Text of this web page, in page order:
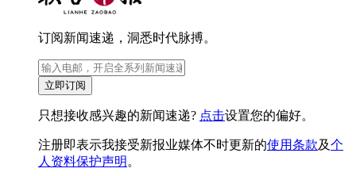
订阅新闻速递，洞悉时代脉搏。
立即订阅
只想接收感兴趣的新闻速递? 点击设置您的偏好。
注册即表示我接受新报业媒体不时更新的使用条款及个
人资料保护声明 。